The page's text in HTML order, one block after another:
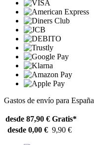
Gastos de envío para España
desde 87,90 € Gratis*
desde 0,00 € 9,90 €